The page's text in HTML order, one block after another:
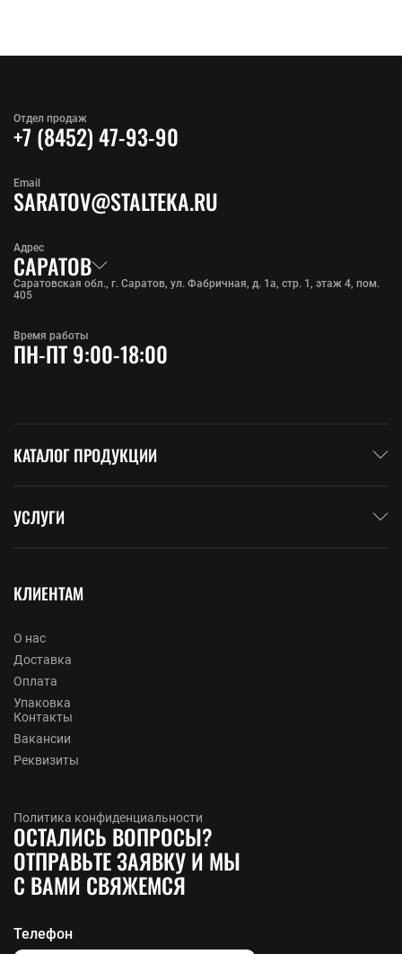
Отдел продаж
+7 (8452) 47-93-90
Адрес
САРАТОВ
Саратовская обл., г. Саратов, ул. Фабричная, д. 1а, стр. 1, этаж 4, пом.
405
Email
SARATOV@STALTEKA.RU
Время работы
ПН-ПТ 9:00-18:00
КАТАЛОГ ПРОДУКЦИИ
УСЛУГИ
КЛИЕНТАМ
О нас
Доставка
Оплата
Упаковка
Контакты
Вакансии
Реквизиты
Политика конфиденциальности
ОСТАЛИСЬ ВОПРОСЫ?
ОТПРАВЬТЕ ЗАЯВКУ И МЫ
С ВАМИ СВЯЖЕМСЯ
Телефон